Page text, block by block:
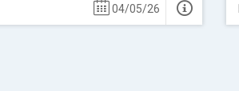
04/05/26